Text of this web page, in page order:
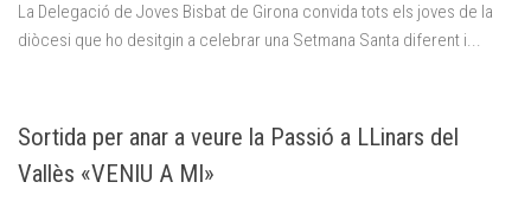
La Delegació de Joves Bisbat de Girona convida tots els joves de la
diòcesi que ho desitgin a celebrar una Setmana Santa diferent i...
Sortida per anar a veure la Passió a LLinars del
Vallès «VENIU A MI»